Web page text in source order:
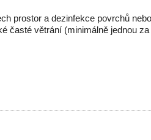
prostor a dezinfekce povrchů nebo
časté větrání (minimálně jednou za